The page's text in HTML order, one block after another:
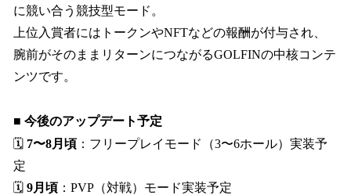
に競い合う競技型モード。
上位入賞者にはトークンやNFTなどの報酬が付与され、
腕前がそのままリターンにつながるGOLFINの中核コンテ
ンツです。
■ 今後のアップデート予定
🗓 7〜8月頃 ：フリープレイモード（3〜6ホール）実装予
定
🗓 9月頃 ：PVP（対戦）モード実装予定